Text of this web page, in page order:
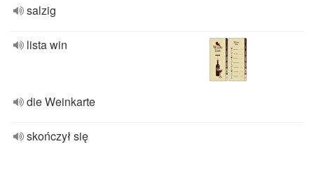
salzig
lista win
die Weinkarte
skończył się